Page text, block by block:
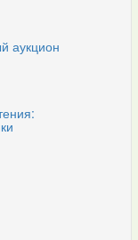
аукцион